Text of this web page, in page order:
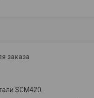
заказа
SCM420.